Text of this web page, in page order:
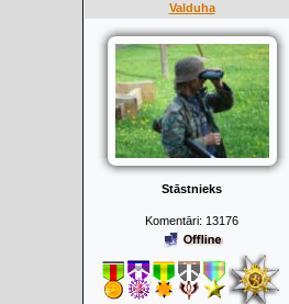
Valduha
Stāstnieks
Komentāri: 13176